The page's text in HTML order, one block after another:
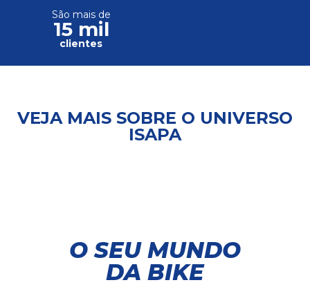
São mais de
15 mil
clientes
VEJA MAIS SOBRE O UNIVERSO
ISAPA
Um negócio extraordinário é formado por
pessoas felizes que compartilham o sonho
Façam login aqui para acessar suas
ferramentas e informações exclusivas.
O SEU MUNDO
DA BIKE